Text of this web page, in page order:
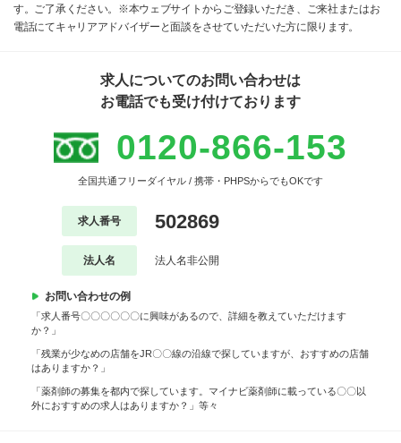
す。ご了承ください。※本ウェブサイトからご登録いただき、ご来社またはお
電話にてキャリアアドバイザーと面談をさせていただいた方に限ります。
求人についてのお問い合わせは
お電話でも受け付けております
0120-866-153
全国共通フリーダイヤル / 携帯・PHPSからでもOKです
求人番号 502869
法人名 法人名非公開
お問い合わせの例
「求人番号〇〇〇〇〇〇に興味があるので、詳細を教えていただけます
か？」
「残業が少なめの店舗をJR〇〇線の沿線で探していますが、おすすめの店舗
はありますか？」
「薬剤師の募集を都内で探しています。マイナビ薬剤師に載っている〇〇以
外におすすめの求人はありますか？」等々